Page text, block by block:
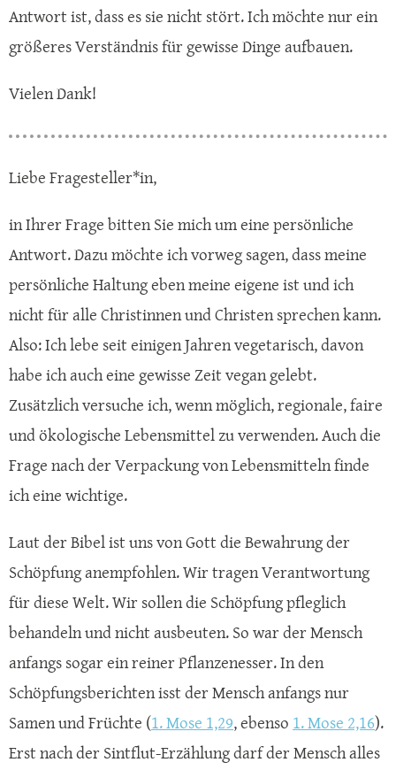
Antwort ist, dass es sie nicht stört. Ich möchte nur ein
größeres Verständnis für gewisse Dinge aufbauen.
Vielen Dank!
Liebe Fragesteller*in,
in Ihrer Frage bitten Sie mich um eine persönliche
Antwort. Dazu möchte ich vorweg sagen, dass meine
persönliche Haltung eben meine eigene ist und ich
nicht für alle Christinnen und Christen sprechen kann.
Also: Ich lebe seit einigen Jahren vegetarisch, davon
habe ich auch eine gewisse Zeit vegan gelebt.
Zusätzlich versuche ich, wenn möglich, regionale, faire
und ökologische Lebensmittel zu verwenden. Auch die
Frage nach der Verpackung von Lebensmitteln finde
ich eine wichtige.
Laut der Bibel ist uns von Gott die Bewahrung der
Schöpfung anempfohlen. Wir tragen Verantwortung
für diese Welt. Wir sollen die Schöpfung pfleglich
behandeln und nicht ausbeuten. So war der Mensch
anfangs sogar ein reiner Pflanzenesser. In den
Schöpfungsberichten isst der Mensch anfangs nur
Samen und Früchte (1. Mose 1,29, ebenso 1. Mose 2,16).
Erst nach der Sintflut-Erzählung darf der Mensch alles